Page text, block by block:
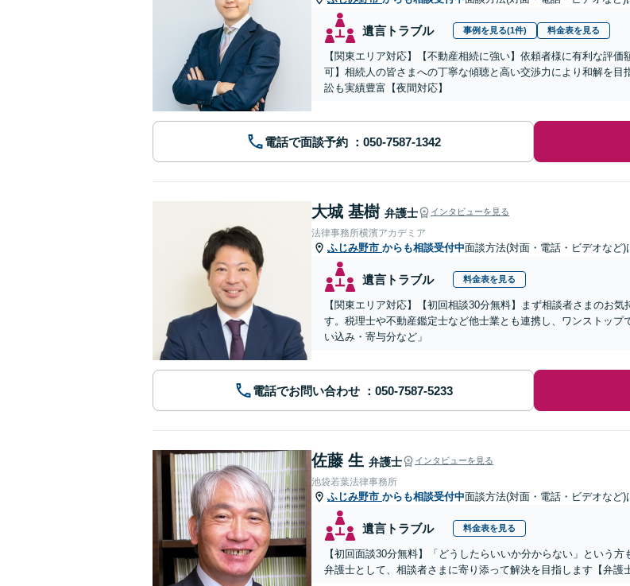
遺言トラブル 事例を見る(1件) 料金表を見る
【関東エリア対応】【不動産相続に強い】依頼者様に有利な評
可】相続人の皆さまへの丁寧な傾聴と高い交渉力により和解を
訟も実績豊富【夜間対応】
電話で面談予約
大城 基樹 弁護士 インタビューを見る
法律事務所横濱アカデミア
ふじみ野市 からも相談受付中面談方法(対面・電話・ビデオなど)
遺言トラブル 料金表を見る
【関東エリア対応】【初回相談30分無料】まず相談者さまのお
す。税理士や不動産鑑定士など他士業とも連携し、ワンストッ
い込み・寄与分など」
電話でお問い合わせ
佐藤 生 弁護士 インタビューを見る
池袋若葉法律事務所
ふじみ野市 からも相談受付中面談方法(対面・電話・ビデオなど)
遺言トラブル 料金表を見る
【初回面談30分無料】「どうしたらいいか分からない」という
弁護士として、相談者さまに寄り添って解決を目指します【弁護